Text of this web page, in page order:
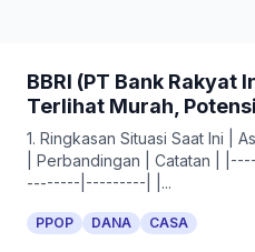
BBRI (PT Bank Rakyat
Terlihat Murah, Potensi
1. Ringkasan Situasi Saat Ini |
| Perbandingan | Catatan |
--------|---------| |...
PPOP DANA CASA